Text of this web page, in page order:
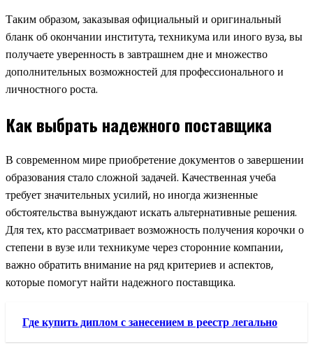
Таким образом, заказывая официальный и оригинальный
бланк об окончании института, техникума или иного вуза, вы
получаете уверенность в завтрашнем дне и множество
дополнительных возможностей для профессионального и
личностного роста.
Как выбрать надежного поставщика
В современном мире приобретение документов о завершении
образования стало сложной задачей. Качественная учеба
требует значительных усилий, но иногда жизненные
обстоятельства вынуждают искать альтернативные решения.
Для тех, кто рассматривает возможность получения корочки о
степени в вузе или техникуме через сторонние компании,
важно обратить внимание на ряд критериев и аспектов,
которые помогут найти надежного поставщика.
Где купить диплом с занесением в реестр легально